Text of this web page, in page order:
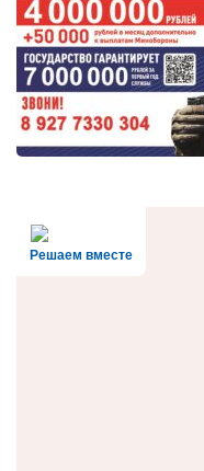
Решаем вместе